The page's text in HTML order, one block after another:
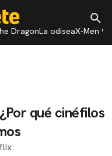
DragonLa odiseaX-Men 97
qué cinéfilos